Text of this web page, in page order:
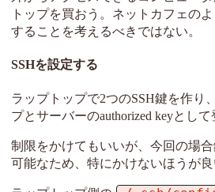
トップを買おう。ネットカフェの
することを考えるべきではない。
SSHを設定する
ラップトップで2つのSSH鍵を作り
プとサーバーのauthorized keyとして
制限をかけてもいいが、今回の場
可能なため、特にかけないほうが良